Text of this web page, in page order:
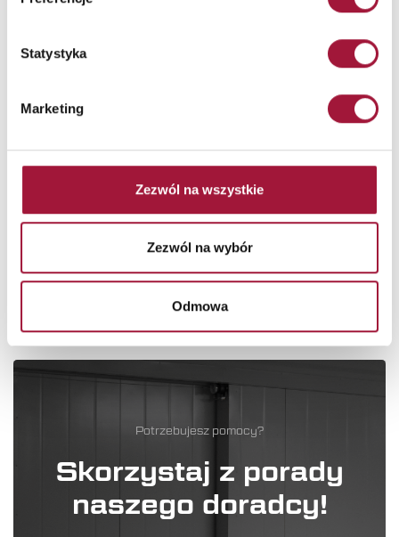
Statystyka
Marketing
Zezwól na wszystkie
Zezwól na wybór
Odmowa
Ten nowoczesny obiekt sportowy może
pomieści blisko sześćdziesiąt tysięcy
osób, których bezpieczna ewakuacja jest
Potrzebujesz pomocy?
Skorzystaj z porady
naszego doradcy!